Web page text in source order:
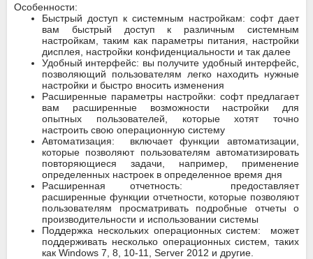
Особенности:
Быстрый доступ к системным настройкам: софт дает
вам быстрый доступ к различным системным
настройкам, таким как параметры питания, настройки
дисплея, настройки конфиденциальности и так далее
Удобный интерфейс: вы получите удобный интерфейс,
позволяющий пользователям легко находить нужные
настройки и быстро вносить изменения
Расширенные параметры настройки: софт предлагает
вам расширенные возможности настройки для
опытных пользователей, которые хотят точно
настроить свою операционную систему
Автоматизация: включает функции автоматизации,
которые позволяют пользователям автоматизировать
повторяющиеся задачи, например, применение
определенных настроек в определенное время дня
Расширенная отчетность: предоставляет
расширенные функции отчетности, которые позволяют
пользователям просматривать подробные отчеты о
производительности и использовании системы
Поддержка нескольких операционных систем: может
поддерживать несколько операционных систем, таких
как Windows 7, 8, 10-11, Server 2012 и другие.